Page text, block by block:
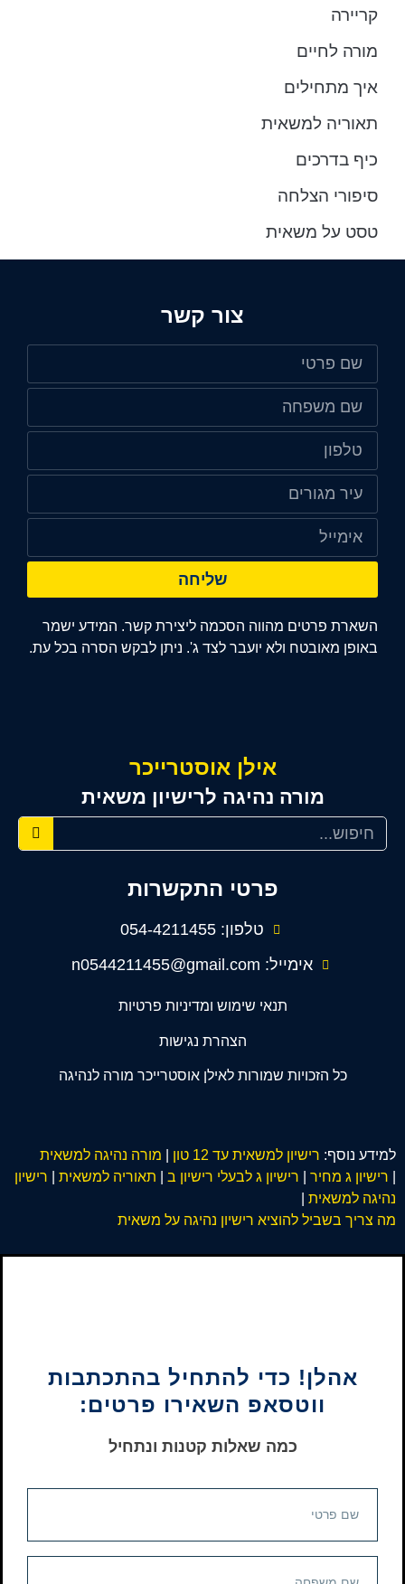
קריירה
מורה לחיים
איך מתחילים
תאוריה למשאית
כיף בדרכים
סיפורי הצלחה
טסט על משאית
פרטי התקשרות
טלפון: 054-4211455
אימייל: n0544211455@gmail.com
תנאי שימוש ומדיניות פרטיות
הצהרת נגישות
כל הזכויות שמורות לאילן אוסטרייכר מורה לנהיגה
אילן אוסטרייכר
מורה נהיגה לרישיון משאית
צור קשר
שליחה
השארת פרטים מהווה הסכמה ליצירת קשר. המידע ישמר
באופן מאובטח ולא יועבר לצד ג'. ניתן לבקש הסרה בכל עת.
למידע נוסף: רישיון למשאית עד 12 טון
מורה נהיגה למשאית
רישיון ג מחיר רישיון ג לבעלי רישיון ב תאוריה למשאית
רישיון
נהיגה למשאית
מה צריך בשביל להוציא רישיון נהיגה על משאית
אהלן! כדי להתחיל בהתכתבות
ווטסאפ השאירו פרטים:
כמה שאלות קטנות ונתחיל